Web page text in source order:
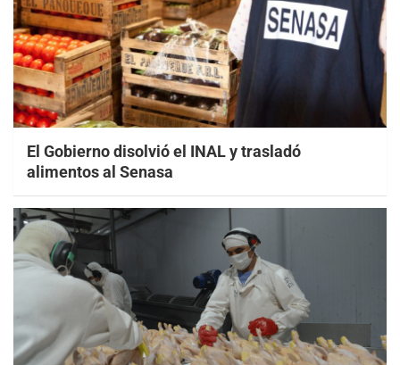
El Gobierno disolvió el INAL y trasladó
alimentos al Senasa